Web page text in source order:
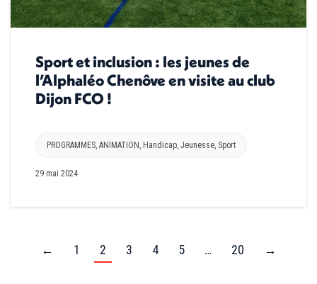
Sport et inclusion : les jeunes de
l’Alphaléo Chenôve en visite au club
Dijon FCO !
PROGRAMMES, ANIMATION , Handicap, Jeunesse, Sport
29 mai 2024
← 1 2 3 4 5 … 20 →